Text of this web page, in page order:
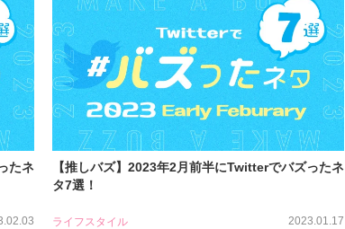
たネ
【推しバズ】2023年2月前半にTwitterでバズったネ
タ7選！
ライフスタイル 2023.01.17